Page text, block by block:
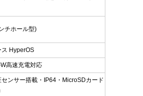
チホール型)
HyperOS
高速充電対応
ンサー搭載・IP64・MicroSDカード